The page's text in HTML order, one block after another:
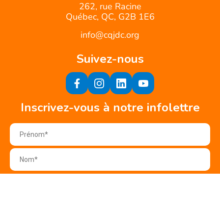
262, rue Racine
Québec, QC, G2B 1E6
info@cqjdc.org
Suivez-nous
Inscrivez-vous à notre infolettre